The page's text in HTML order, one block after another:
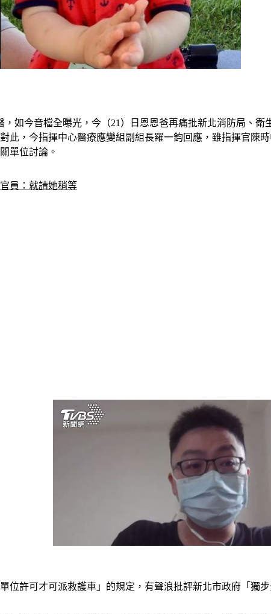
如今音檔全曝光，今（21）日恩恩爸再痛批新北消防局、
此，今指揮中心醫療應變組副組長羅一鈞回應，雖指揮官陳
單位討論。
員：就請她稍等
位許可才可派救護車」的規定，有聲浪批評新北市政府「獨